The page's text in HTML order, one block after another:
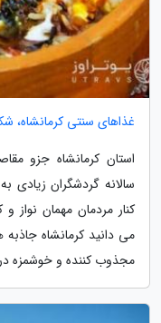
غذاهای سنتی کرمانشاه،
استان کرمانشاه جزو
سالانه گردشگران زیادی
کنار مردمان مهمان نواز
می دانید کرمانشاه
مجذوب کننده و خوشمزه